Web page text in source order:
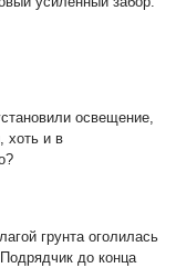
освещение,
хоть и в
грунта оголилась
до конца